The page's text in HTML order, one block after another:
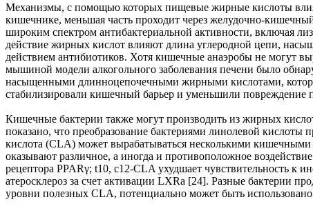
Механизмы, с помощью которых пищевые жирные кислоты
кишечнике, меньшая часть проходит через желудочно-
широким спектром антибактериальной активности, включая
действие жирных кислот влияют длина углеродной цепи,
действием антибиотиков. Хотя кишечные анаэробы не могут
мышиной модели алкогольного заболевания печени было
насыщенными длинноцепочечными жирными кислотами,
стабилизировали кишечный барьер и уменьшили повреждение
Кишечные бактерии также могут производить из жирных
показано, что преобразование бактериями линолевой
кислота (CLA) может вырабатываться несколькими кишечными
оказывают различное, а иногда и противоположное
рецептора PPARγ; t10, c12-CLA ухудшает чувствительность к
атеросклероз за счет активации LXRa [24]. Разные бактерии
уровни полезных CLA, потенциально может быть